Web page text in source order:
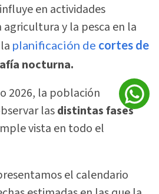
influye en actividades
agricultura y la pesca en la
planificación de cortes de
nocturna.
2026, la población
lasdistintas fases
vista en todo el
el calendario